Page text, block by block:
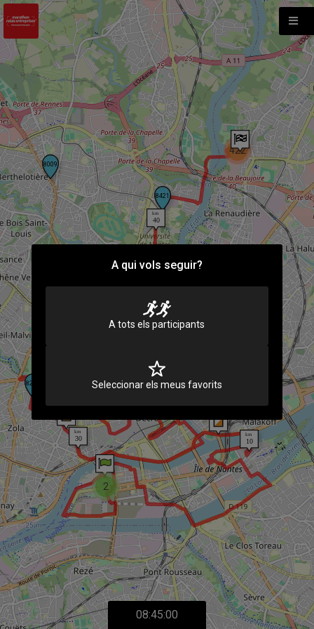
A qui vols seguir?
A tots els participants
Seleccionar els meus favorits
2
422
08:45:00